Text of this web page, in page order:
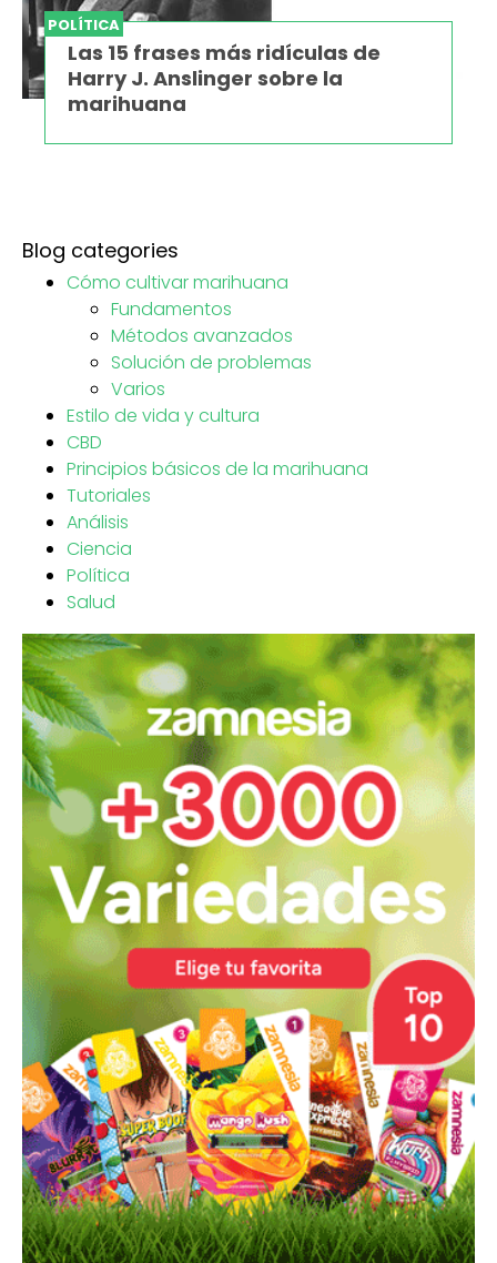
POLÍTICA
Las 15 frases más ridículas de
Harry J. Anslinger sobre la
marihuana
Blog categories
Cómo cultivar marihuana
Fundamentos
Métodos avanzados
Solución de problemas
Varios
Estilo de vida y cultura
CBD
Principios básicos de la marihuana
Tutoriales
Análisis
Ciencia
Política
Salud